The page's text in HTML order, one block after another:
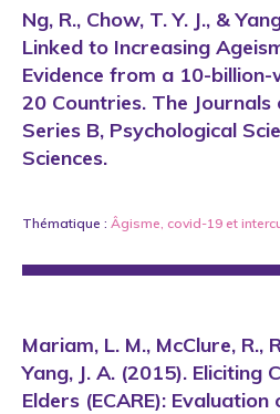
Ng, R., Chow, T. Y. J., &
Linked to Increasing
Evidence from a 10-
20 Countries. The
Series B, Psychological
Sciences.
Thématique : Âgisme, covid-19 et
Mariam, L. M., McClure, R.,
Yang, J. A. (2015). Eliciting
Elders (ECARE):